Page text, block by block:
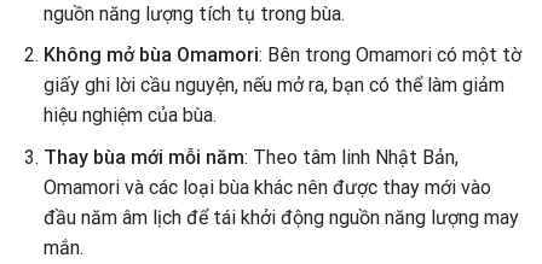
nguồn năng lượng tích tụ trong bùa.
Không mở bùa Omamori: Bên trong Omamori có một tờ
giấy ghi lời cầu nguyện, nếu mở ra, bạn có thể làm giảm
hiệu nghiệm của bùa.
Thay bùa mới mỗi năm: Theo tâm linh Nhật Bản,
Omamori và các loại bùa khác nên được thay mới vào
đầu năm âm lịch để tái khởi động nguồn năng lượng may
mắn.